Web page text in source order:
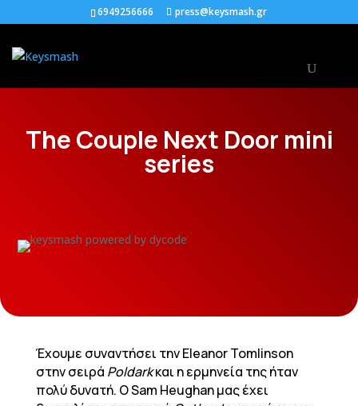
6949256666 press@keysmash.gr
The Couple Next Door mini
series
Έχουμε συναντήσει την Eleanor Tomlinson
στην σειρά Poldarkκαι η ερμηνεία της ήταν
πολύ δυνατή. Ο Sam Heughan μας έχει